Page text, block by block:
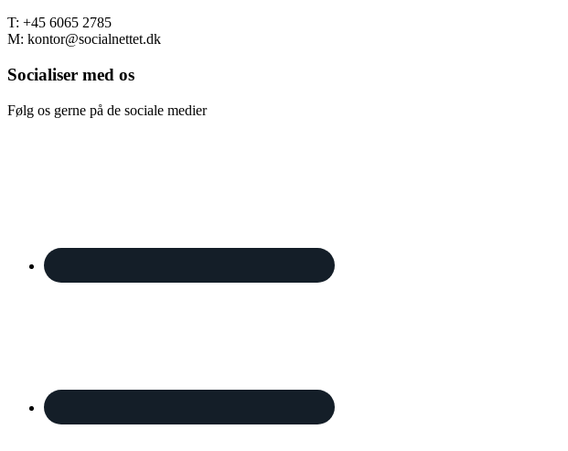
T: +45 6065 2785
M: kontor@socialnettet.dk
Socialiser med os
Følg os gerne på de sociale medier